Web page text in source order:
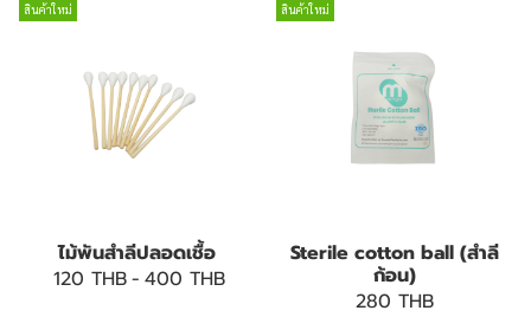
สินค้าใหม่
ไม้พันสำลีปลอดเชื้อ
120 THB- 400 THB
สินค้าใหม่
Sterile cotton ball (สำลี
ก้อน)
280 THB